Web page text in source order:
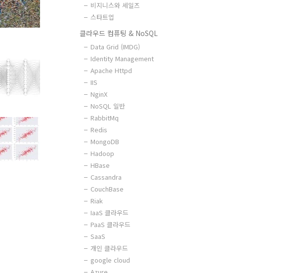
비지니스와 세일즈
스타트업
클라우드 컴퓨팅 & NoSQL
Data Grid (IMDG)
Identity Management
Apache Httpd
IIS
NginX
NoSQL 일반
RabbitMq
Redis
MongoDB
Hadoop
HBase
Cassandra
CouchBase
Riak
IaaS 클라우드
PaaS 클라우드
SaaS
개인 클라우드
google cloud